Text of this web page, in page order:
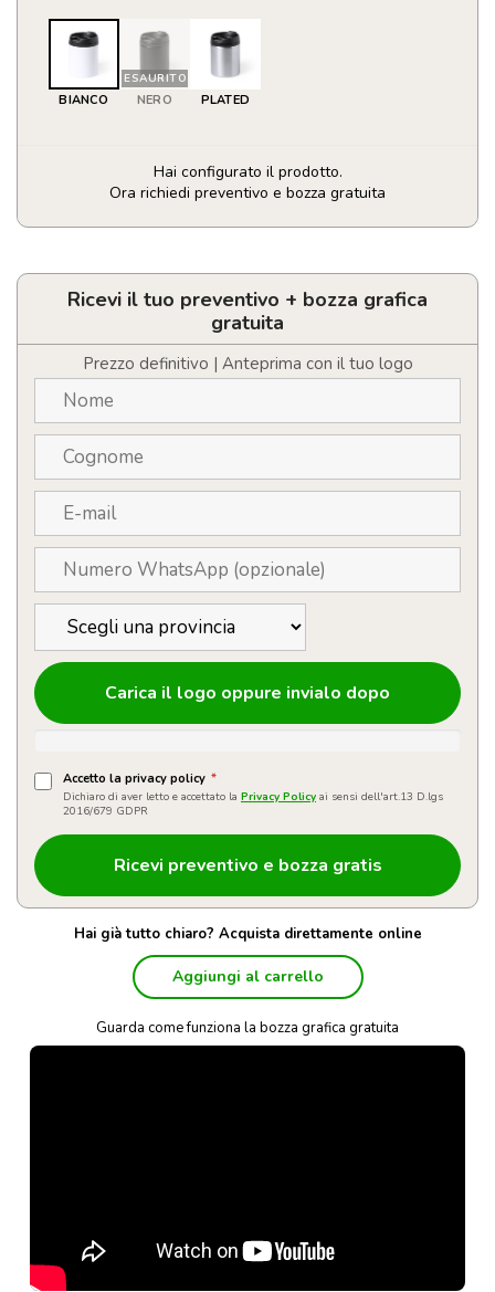
BIANCO
ESAURITO
NERO PLATED
Hai configurato il prodotto.
Ora richiedi preventivo e bozza gratuita
Bicchiere
in
acciaio
160ml
quantità
Ricevi il tuo preventivo + bozza grafica
gratuita
Prezzo definitivo | Anteprima con il tuo logo
Carica il logo oppure invialo dopo
Accetto la privacy policy *
Dichiaro di aver letto e accettato la Privacy Policy ai sensi dell'art.13 D.lgs
2016/679 GDPR
Hai già tutto chiaro? Acquista direttamente online
Aggiungi al carrello
Guarda come funziona la bozza grafica gratuita